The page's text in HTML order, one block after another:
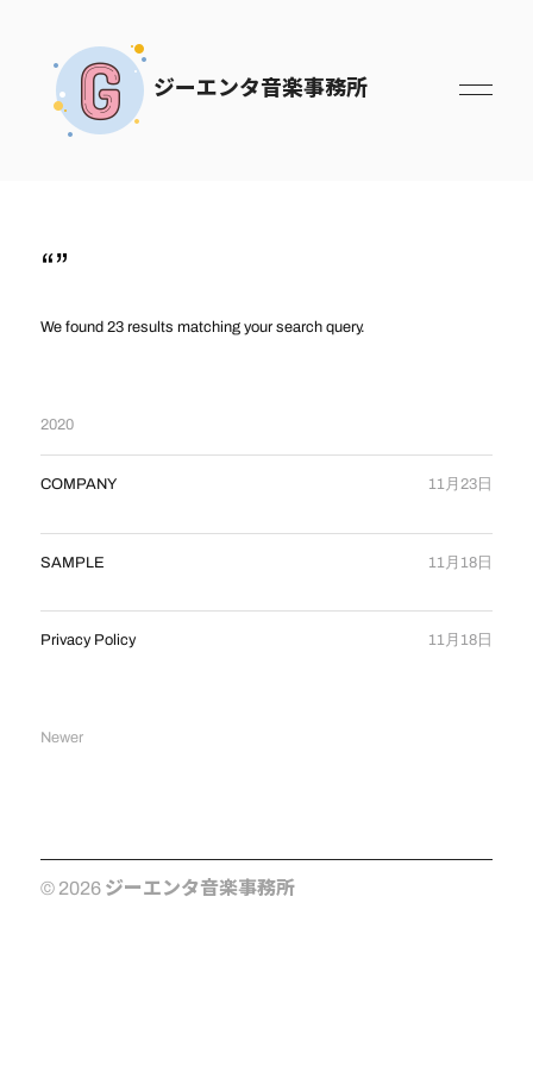
ジーエンタ音楽事務所
“”
We found 23 results matching your search query.
2020
COMPANY 11月23日
SAMPLE 11月18日
Privacy Policy 11月18日
Newer
© 2026 ジーエンタ音楽事務所